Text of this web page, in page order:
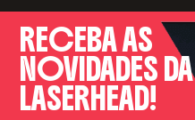
RECEBA AS
NOVIDADES DA
LASERHEAD!